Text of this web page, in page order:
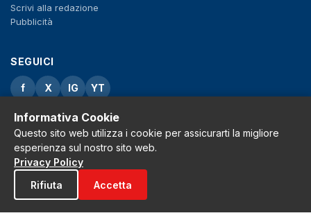
Scrivi alla redazione
Pubblicità
SEGUICI
f X IG YT
Privacy Policy
Cookie Policy
Note legali
La Redazione
© 2026 Grh s.r.l. - P.iva 02650550797 - Tutti i diritti sono riservati
Tribunale di Lamezia Terme n.3 del 2011
Informativa Cookie
Questo sito web utilizza i cookie per assicurarti la migliore
esperienza sul nostro sito web.
Privacy Policy
Rifiuta
Accetta